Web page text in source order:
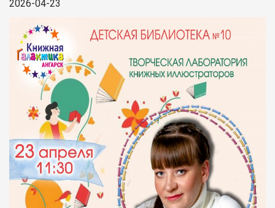
2026-04-23